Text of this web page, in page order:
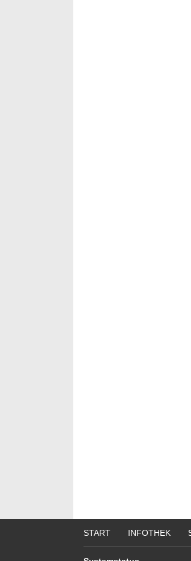
START INFOTHEK